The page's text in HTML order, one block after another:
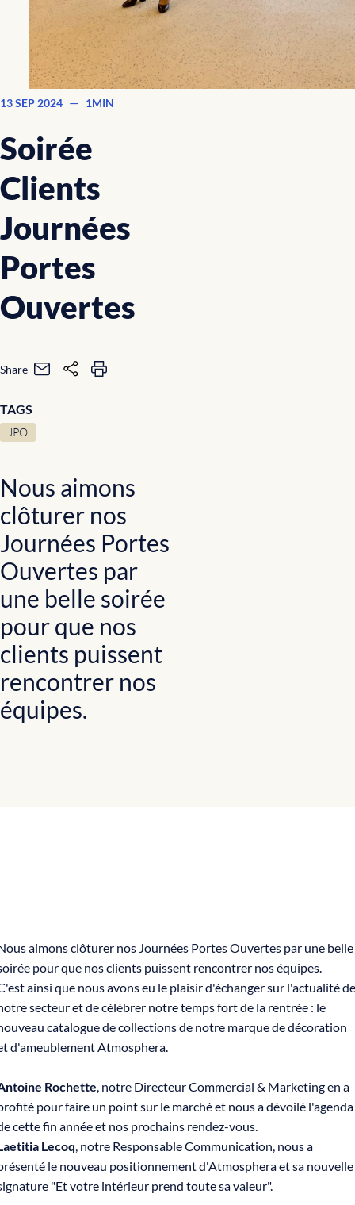
13 SEP 2024 — 1MIN
Soirée
Clients
Journées
Portes
Ouvertes
Share
TAGS
JPO
Nous aimons
clôturer nos
Journées Portes
Ouvertes par
une belle soirée
pour que nos
clients puissent
rencontrer nos
équipes.
aimons clôturer nos Journées Portes Ouvertes par une belle
pour que nos clients puissent rencontrer nos équipes.
ainsi que nous avons eu le plaisir d'échanger sur l'actualité de
secteur et de célébrer notre temps fort de la rentrée : le
catalogue de collections de notre marque de décoration
d'ameublement Atmosphera.​
Rochette, notre Directeur Commercial & Marketing en a
pour faire un point sur le marché et nous a dévoilé l'agenda
cette fin année et nos prochains rendez-vous.​
Lecoq, notre Responsable Communication, nous a
le nouveau positionnement d'Atmosphera et sa nouvelle
"Et votre intérieur prend toute sa valeur".